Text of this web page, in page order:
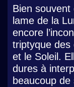
Bien
lame de la
encore
triptyque des
et le Soleil.
dures à
beaucoup de